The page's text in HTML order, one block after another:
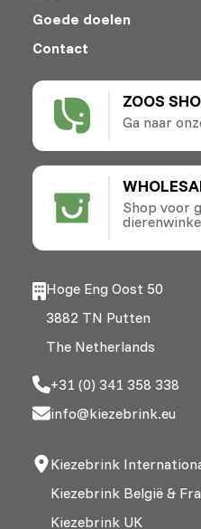
ZOOS
Ga naar
Shop voor
Goede doelen
Contact
Hoge Eng Oost 50
3882 TN Putten
The Netherlands
+31 (0) 341 358 338
info@kiezebrink.eu
Kiezebrink
Kiezebrink België &
Kiezebrink UK